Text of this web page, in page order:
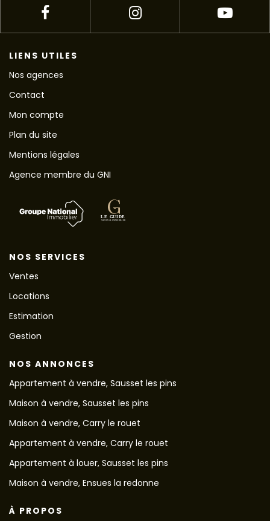
LIENS UTILES
Nos agences
Contact
Mon compte
Plan du site
Mentions légales
Agence membre du GNI
NOS SERVICES
Ventes
Locations
Estimation
Gestion
NOS ANNONCES
Appartement à vendre, Sausset les pins
Maison à vendre, Sausset les pins
Maison à vendre, Carry le rouet
Appartement à vendre, Carry le rouet
Appartement à louer, Sausset les pins
Maison à vendre, Ensues la redonne
À PROPOS